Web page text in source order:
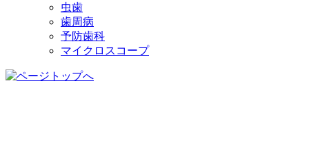
虫歯
歯周病
予防歯科
マイクロスコープ